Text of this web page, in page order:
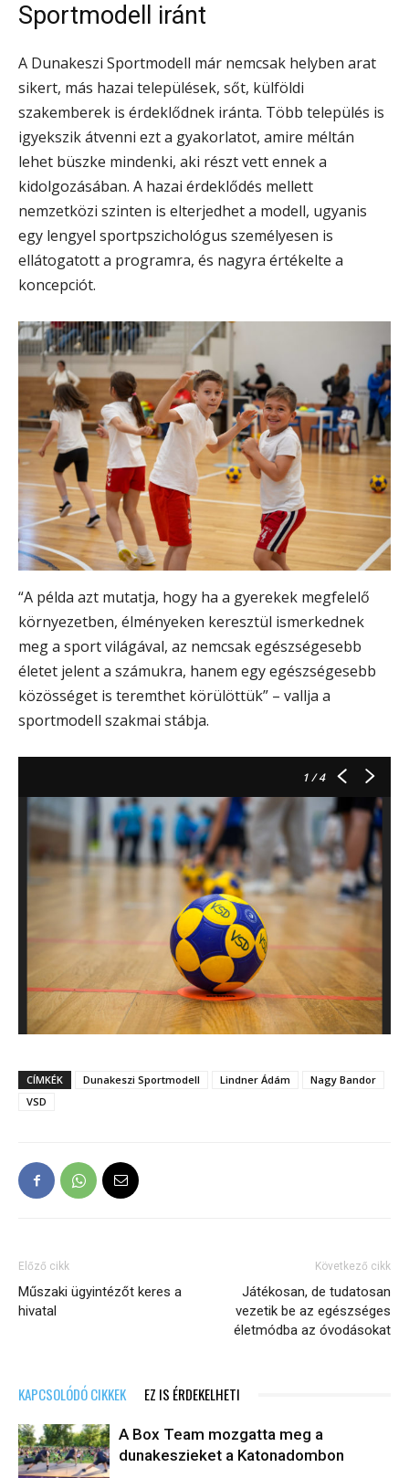
Sportmodell iránt
A Dunakeszi Sportmodell már nemcsak helyben arat
sikert, más hazai települések, sőt, külföldi
szakemberek is érdeklődnek iránta. Több település is
igyekszik átvenni ezt a gyakorlatot, amire méltán
lehet büszke mindenki, aki részt vett ennek a
kidolgozásában. A hazai érdeklődés mellett
nemzetközi szinten is elterjedhet a modell, ugyanis
egy lengyel sportpszichológus személyesen is
ellátogatott a programra, és nagyra értékelte a
koncepciót.
“A példa azt mutatja, hogy ha a gyerekek megfelelő
környezetben, élményeken keresztül ismerkednek
meg a sport világával, az nemcsak egészségesebb
életet jelent a számukra, hanem egy egészségesebb
közösséget is teremthet körülöttük” – vallja a
sportmodell szakmai stábja.
1/ 4
CÍMKÉK Dunakeszi Sportmodell Lindner Ádám
Nagy Bandor
VSD
Előző cikk
Műszaki ügyintézőt keres a
hivatal
Következő cikk
Játékosan, de tudatosan
vezetik be az egészséges
életmódba az óvodásokat
KAPCSOLÓDÓ CIKKEK EZ IS ÉRDEKELHETI
A Box Team mozgatta meg a
dunakeszieket a Katonadombon